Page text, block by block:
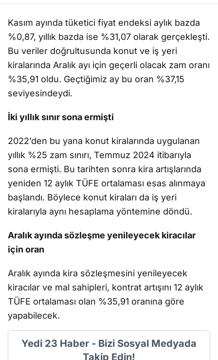
Kasım ayında tüketici fiyat endeksi aylık bazda
%0,87, yıllık bazda ise %31,07 olarak gerçekleşti.
Bu veriler doğrultusunda konut ve iş yeri
kiralarında Aralık ayı için geçerli olacak zam oranı
%35,91 oldu. Geçtiğimiz ay bu oran %37,15
seviyesindeydi.
İki yıllık sınır sona ermişti
2022’den bu yana konut kiralarında uygulanan
yıllık %25 zam sınırı, Temmuz 2024 itibarıyla
sona ermişti. Bu tarihten sonra kira artışlarında
yeniden 12 aylık TÜFE ortalaması esas alınmaya
başlandı. Böylece konut kiraları da iş yeri
kiralarıyla aynı hesaplama yöntemine döndü.
Aralık ayında sözleşme yenileyecek kiracılar
için oran
Aralık ayında kira sözleşmesini yenileyecek
kiracılar ve mal sahipleri, kontrat artışını 12 aylık
TÜFE ortalaması olan %35,91 oranına göre
yapabilecek.
Yedi 23 Haber - Bizi Sosyal Medyada
Takip Edin!